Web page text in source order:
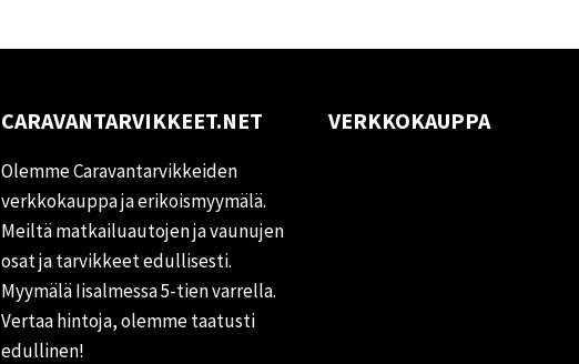
CARAVANTARVIKKEET.NET
Olemme Caravantarvikkeiden
verkkokauppa ja erikoismyymälä.
Meiltä matkailuautojen ja vaunujen
osat ja tarvikkeet edullisesti.
Myymälä Iisalmessa 5-tien varrella.
Vertaa hintoja, olemme taatusti
edullinen!
VERKKOKAUPPA